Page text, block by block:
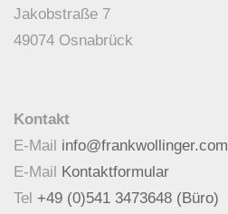
Jakobstraße 7
49074 Osnabrück
Kontakt
E-Mail info@frankwollinger.com
E-Mail Kontaktformular
Tel +49 (0)541 3473648 (Büro)